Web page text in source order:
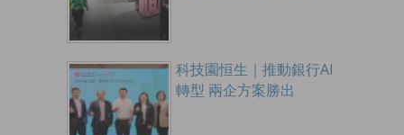
科技園恒生｜推動銀行AI
轉型 兩企方案勝出